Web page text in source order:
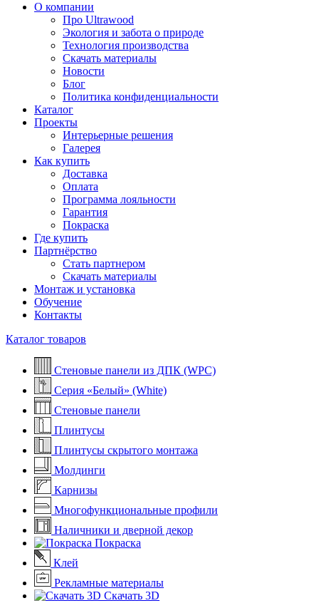
О компании
Про Ultrawood
Экология и забота о природе
Технология производства
Скачать материалы
Новости
Блог
Политика конфиденциальности
Каталог
Проекты
Интерьерные решения
Галерея
Как купить
Доставка
Оплата
Программа лояльности
Гарантия
Покраска
Где купить
Партнёрство
Стать партнером
Скачать материалы
Монтаж и установка
Обучение
Контакты
Каталог товаров
Стеновые панели из ДПК (WPC)
Серия «Белый» (White)
Стеновые панели
Плинтусы
Плинтусы скрытого монтажа
Молдинги
Карнизы
Многофункциональные профили
Наличники и дверной декор
Покраска
Клей
Рекламные материалы
Скачать 3D